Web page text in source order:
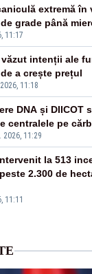
11:17
extremă în
grade până
11:18
intenții ale
a crește prețul
2026, 11:29
DNA și DIICOT
centralele pe
11:11
la 513
2.300 de